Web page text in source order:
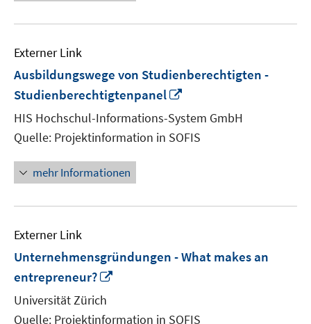
Externer Link
Ausbildungswege von Studienberechtigten -
Studienberechtigtenpanel
Fenster
öffnen
HIS Hochschul-Informations-System GmbH
Quelle: Projektinformation in SOFIS
mehr Informationen
Externer Link
Unternehmensgründungen - What makes an
entrepreneur?
Universität Zürich
Quelle: Projektinformation in SOFIS